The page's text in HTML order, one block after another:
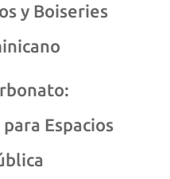
y Boiseries
Espacios